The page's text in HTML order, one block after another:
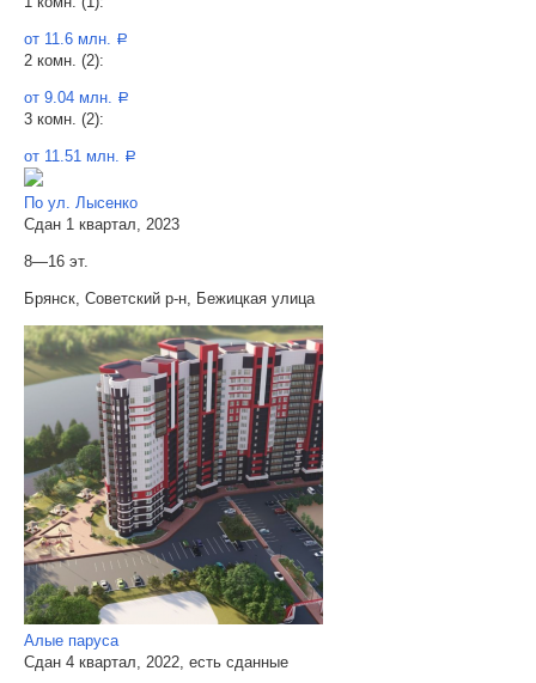
от 11.6 млн. a
2 комн. (2):
от 9.04 млн. a
3 комн. (2):
от 11.51 млн. a
По ул. Лысенко
Сдан 1 квартал, 2023
8—16 эт.
Брянск, Советский р-н, Бежицкая улица
Алые паруса
Сдан 4 квартал, 2022, есть сданные